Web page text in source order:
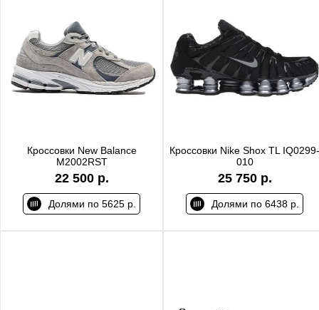
Кроссовки New Balance
M2002RST
22 500 р.
Долями по 5625 р.
Кроссовки Nike Shox TL IQ0299-
010
25 750 р.
Долями по 6438 р.